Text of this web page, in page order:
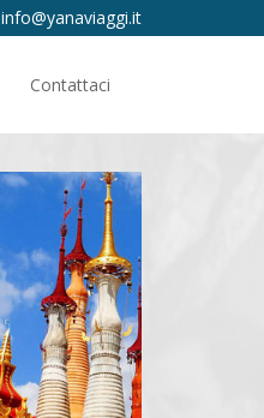
info@yanaviaggi.it
Contattaci